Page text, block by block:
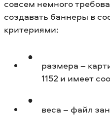
совсем немного
создавать баннеры в
критериями:
размера –
1152 и имеет
веса – файл